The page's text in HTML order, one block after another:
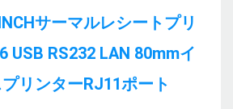
サーマルレシートプリ
USB RS232 LAN 80mmイ